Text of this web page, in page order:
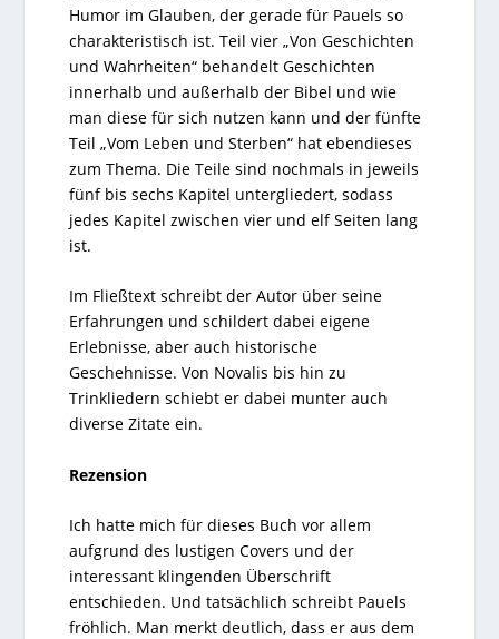
Humor im Glauben, der gerade für Pauels so
charakteristisch ist. Teil vier „Von Geschichten
und Wahrheiten“ behandelt Geschichten
innerhalb und außerhalb der Bibel und wie
man diese für sich nutzen kann und der fünfte
Teil „Vom Leben und Sterben“ hat ebendieses
zum Thema. Die Teile sind nochmals in jeweils
fünf bis sechs Kapitel untergliedert, sodass
jedes Kapitel zwischen vier und elf Seiten lang
ist.
Im Fließtext schreibt der Autor über seine
Erfahrungen und schildert dabei eigene
Erlebnisse, aber auch historische
Geschehnisse. Von Novalis bis hin zu
Trinkliedern schiebt er dabei munter auch
diverse Zitate ein.
Rezension
Ich hatte mich für dieses Buch vor allem
aufgrund des lustigen Covers und der
interessant klingenden Überschrift
entschieden. Und tatsächlich schreibt Pauels
fröhlich. Man merkt deutlich, dass er aus dem